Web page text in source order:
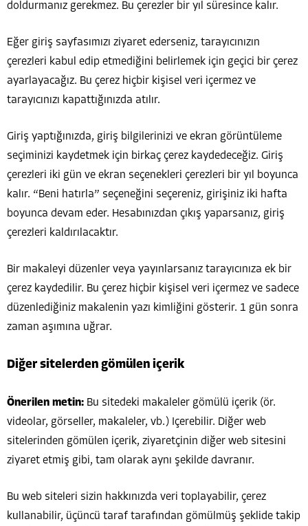
doldurmanız gerekmez. Bu çerezler bir yıl süresince kalır.
Eğer giriş sayfasımızı ziyaret ederseniz, tarayıcınızın
çerezleri kabul edip etmediğini belirlemek için geçici bir çerez
ayarlayacağız. Bu çerez hiçbir kişisel veri içermez ve
tarayıcınızı kapattığınızda atılır.
Giriş yaptığınızda, giriş bilgilerinizi ve ekran görüntüleme
seçiminizi kaydetmek için birkaç çerez kaydedeceğiz. Giriş
çerezleri iki gün ve ekran seçenekleri çerezleri bir yıl boyunca
kalır. “Beni hatırla” seçeneğini seçereniz, girişiniz iki hafta
boyunca devam eder. Hesabınızdan çıkış yaparsanız, giriş
çerezleri kaldırılacaktır.
Bir makaleyi düzenler veya yayınlarsanız tarayıcınıza ek bir
çerez kaydedilir. Bu çerez hiçbir kişisel veri içermez ve sadece
düzenlediğiniz makalenin yazı kimliğini gösterir. 1 gün sonra
zaman aşımına uğrar.
Diğer sitelerden gömülen içerik
Önerilen metin: Bu sitedeki makaleler gömülü içerik (ör.
videolar, görseller, makaleler, vb.) Içerebilir. Diğer web
sitelerinden gömülen içerik, ziyaretçinin diğer web sitesini
ziyaret etmiş gibi, tam olarak aynı şekilde davranır.
Bu web siteleri sizin hakkınızda veri toplayabilir, çerez
kullanabilir, üçüncü taraf tarafından gömülmüş şeklide takip